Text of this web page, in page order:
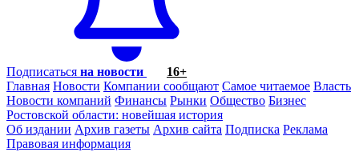
Подписаться на новости
16+
Главная Новости Компании сообщают Самое читаемое Власть
Новости компаний Финансы Рынки Общество Бизнес
Ростовской области: новейшая история
Об издании Архив газеты Архив сайта Подписка Реклама
Правовая информация